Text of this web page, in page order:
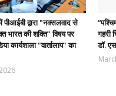
पीआईबी द्वारा "नक्सलवाद से
भारत की शक्ति" विषय पर
कार्यशाला "वार्तालाप" का
गहरी
डॉ.